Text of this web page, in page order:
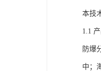
本技
1.1
防爆
中；